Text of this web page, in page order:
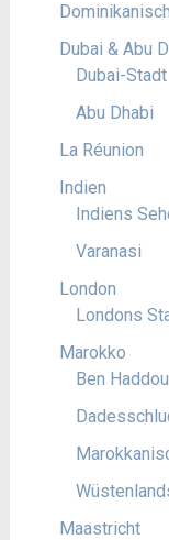
Dubai & Abu
Dubai-Stadt
Abu Dhabi
La Réunion
Indien
Indiens
Varanasi
London
Londons
Marokko
Ben Haddou
Maastricht